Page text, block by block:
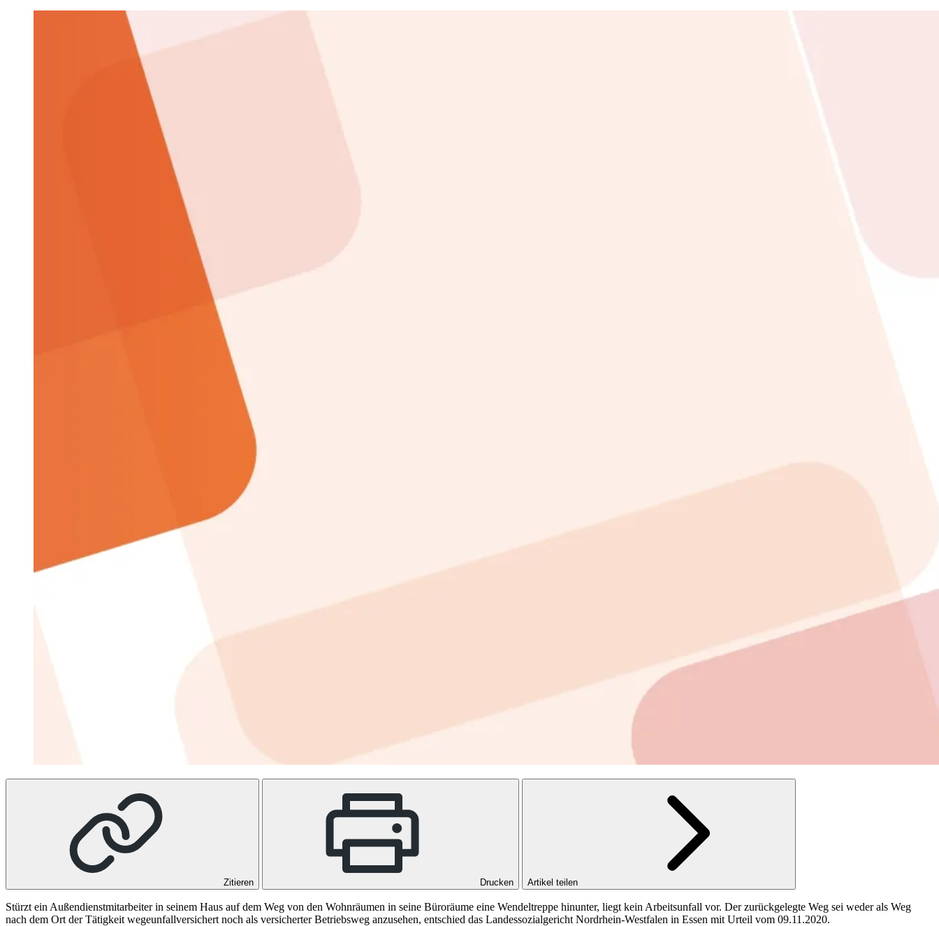
Zitieren Drucken Artikel teilen
Stürzt ein Außendienstmitarbeiter in seinem Haus auf dem Weg von den Wohnräumen in seine Büroräume eine Wendeltreppe hinunter, liegt kein Arbeitsunfall vor. Der zurückgelegte Weg sei weder als Weg
nach dem Ort der Tätigkeit wegeunfallversichert noch als versicherter Betriebsweg anzusehen, entschied das Landessozialgericht Nordrhein-Westfalen in Essen mit Urteil vom 09.11.2020.